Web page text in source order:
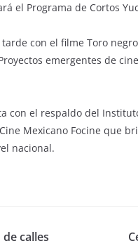
el Programa de Cortos
con el filme Toro
emergentes de
con el respaldo del
Mexicano Focine que
nacional.
calles